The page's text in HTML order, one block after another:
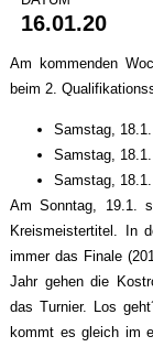
16.01.20
Am kommenden
beim 2.
Samstag,
Samstag,
Samstag,
Am Sonntag, 19.1.
Kreismeistertitel. In
immer das Finale
Jahr gehen die
das Turnier. Los
kommt es gleich im